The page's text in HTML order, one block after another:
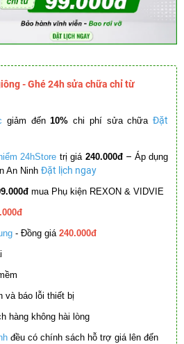
- Ghé 24h sửa chữa chỉ từ
giảm đến10% chi phí sửa chữa Đặt
24hStore trị giá 240.000đ – Áp dụng
An Ninh Đặt lịch ngay
mua Phụ kiện REXON & VIDVIE
- Đồng giá 240.000đ
và báo lỗi thiết bị
hàng không hài lòng
đều có chính sách hỗ trợ giá lên đến